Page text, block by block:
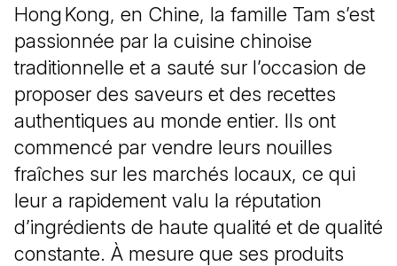
Hong Kong, en Chine, la famille Tam s’est
passionnée par la cuisine chinoise
traditionnelle et a sauté sur l’occasion de
proposer des saveurs et des recettes
authentiques au monde entier. Ils ont
commencé par vendre leurs nouilles
fraîches sur les marchés locaux, ce qui
leur a rapidement valu la réputation
d’ingrédients de haute qualité et de qualité
constante. À mesure que ses produits